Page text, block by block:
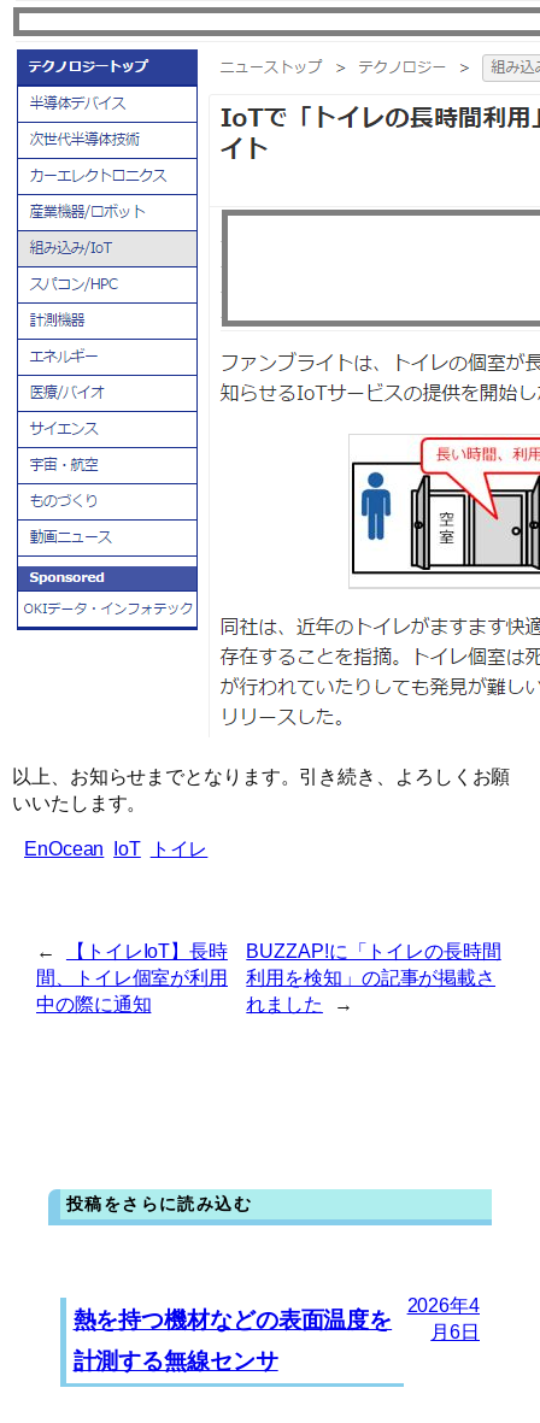
以上、お知らせまでとなります。引き続き、よろしくお願
いいたします。
EnOcean IoT トイレ
←
【トイレIoT】長時
間、トイレ個室が利用
中の際に通知
BUZZAP!に「トイレの長時間
利用を検知」の記事が掲載さ
れました
→
投稿をさらに読み込む
熱を持つ機材などの表面温度を
計測する無線センサ
2026年4
月6日